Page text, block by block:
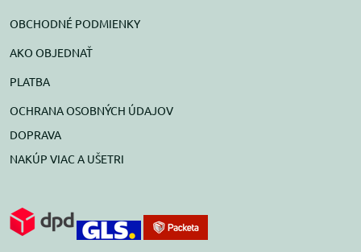
OBCHODNÉ PODMIENKY
AKO OBJEDNAŤ
PLATBA
OCHRANA OSOBNÝCH ÚDAJOV
DOPRAVA
NAKÚP VIAC A UŠETRI